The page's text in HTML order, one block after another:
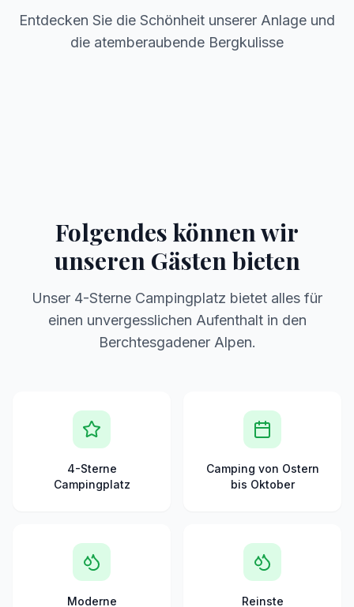
Entdecken Sie die Schönheit unserer Anlage und
die atemberaubende Bergkulisse
Folgendes können wir
unseren Gästen bieten
Unser 4-Sterne Campingplatz bietet alles für
einen unvergesslichen Aufenthalt in den
Berchtesgadener Alpen.
4-Sterne
Campingplatz
Camping von Ostern
bis Oktober
Moderne
Reinste